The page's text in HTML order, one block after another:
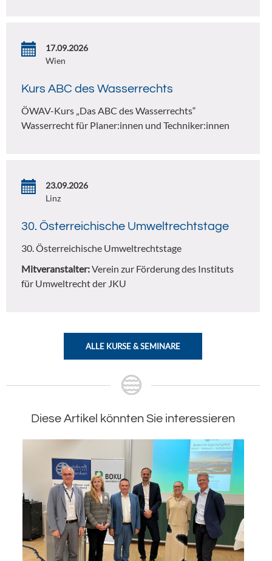
17.09.2026
Wien
Kurs ABC des Wasserrechts
ÖWAV-Kurs „Das ABC des Wasserrechts“
Wasserrecht für Planer:innen und Techniker:innen
23.09.2026
Linz
30. Österreichische Umweltrechtstage
30. Österreichische Umweltrechtstage
Mitveranstalter:Verein zur Förderung des Instituts
für Umweltrecht der JKU
ALLE KURSE & SEMINARE
Diese Artikel könnten Sie interessieren